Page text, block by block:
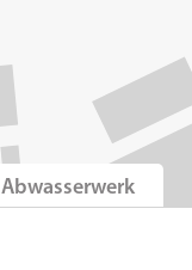
Abwasserwerk